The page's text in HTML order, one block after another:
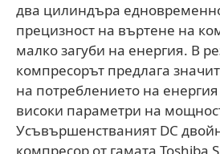
два цилиндъра
прецизност на въртене на
малко загуби на енергия. В
компресорът предлага
на потреблението на
високи параметри на
Усъвършенстваният DC
компресор от гамата Toshiba